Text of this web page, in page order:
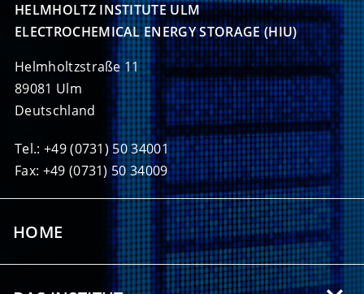
HELMHOLTZ INSTITUTE ULM
ELECTROCHEMICAL ENERGY STORAGE (HIU)
Helmholtzstraße 11
89081 Ulm
Deutschland
Tel.: +49 (0731) 50 34001
Fax: +49 (0731) 50 34009
HOME